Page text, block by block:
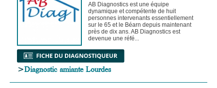
AB Diagnostics est une équipe
dynamique et compétente de huit
personnes intervenants essentiellement
sur le 65 et le Béarn depuis maintenant
près de dix ans. AB Diagnostics est
devenue une réfé...
>Diagnostic amiante Lourdes